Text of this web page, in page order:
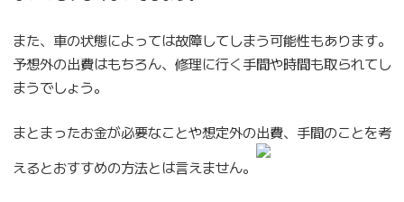
また、車の状態によっては故障してしまう可能性もあります。
予想外の出費はもちろん、修理に行く手間や時間も取られてし
まうでしょう。
まとまったお金が必要なことや想定外の出費、手間のことを考
えるとおすすめの方法とは言えません。